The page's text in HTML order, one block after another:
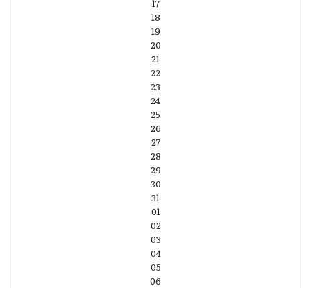
17
18
19
20
21
22
23
24
25
26
27
28
29
30
31
01
02
03
04
05
06